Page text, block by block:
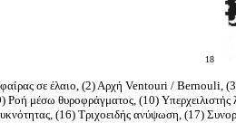
18
σε έλαιο, (2) Αρχή Ventouri / Bernouli,
Ροή μέσω θυροφράγματος, (10) Υπερχειλιστής
(16) Τριχοειδής ανύψωση, (17)